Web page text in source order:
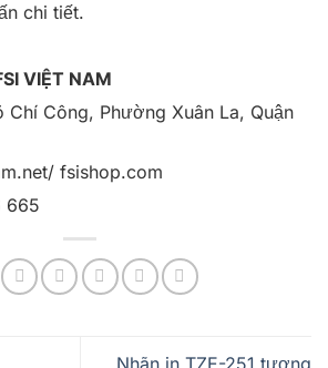
chi tiết.
VIỆT NAM
Chí Công, Phường Xuân La, Quận
fsishop.com
665
Nhãn in TZE-251 tương